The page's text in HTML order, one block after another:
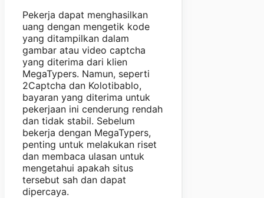
Pekerja dapat menghasilkan
uang dengan mengetik kode
yang ditampilkan dalam
gambar atau video captcha
yang diterima dari klien
MegaTypers. Namun, seperti
2Captcha dan Kolotibablo,
bayaran yang diterima untuk
pekerjaan ini cenderung rendah
dan tidak stabil. Sebelum
bekerja dengan MegaTypers,
penting untuk melakukan riset
dan membaca ulasan untuk
mengetahui apakah situs
tersebut sah dan dapat
dipercaya.